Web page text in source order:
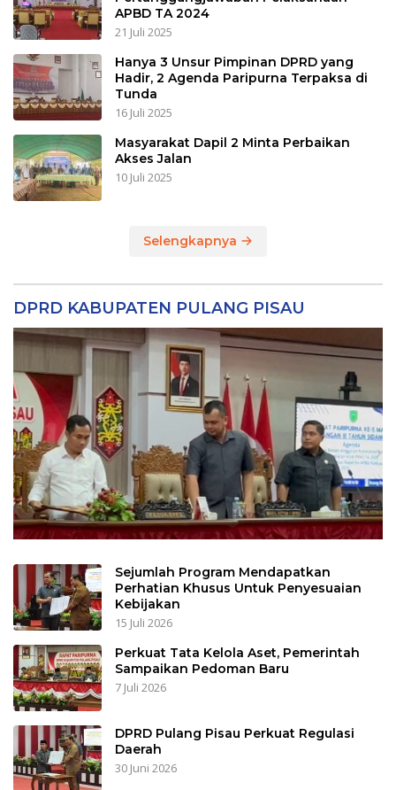
APBD TA 2024
21 Juli 2025
Hanya 3 Unsur Pimpinan DPRD yang
Hadir, 2 Agenda Paripurna Terpaksa di
Tunda
16 Juli 2025
Masyarakat Dapil 2 Minta Perbaikan
Akses Jalan
10 Juli 2025
Selengkapnya
DPRD KABUPATEN PULANG PISAU
Sejumlah Program Mendapatkan
Perhatian Khusus Untuk Penyesuaian
Kebijakan
15 Juli 2026
Perkuat Tata Kelola Aset, Pemerintah
Sampaikan Pedoman Baru
7 Juli 2026
DPRD Pulang Pisau Perkuat Regulasi
Daerah
30 Juni 2026